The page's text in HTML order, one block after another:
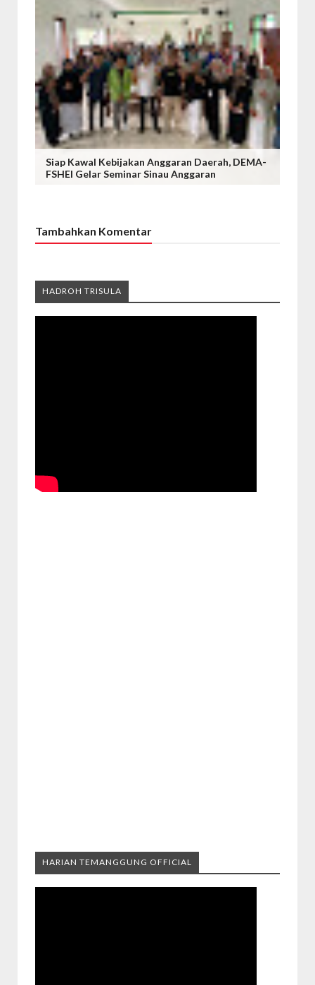
Siap Kawal Kebijakan Anggaran Daerah, DEMA-
FSHEI Gelar Seminar Sinau Anggaran
Tambahkan Komentar
HADROH TRISULA
HARIAN TEMANGGUNG OFFICIAL